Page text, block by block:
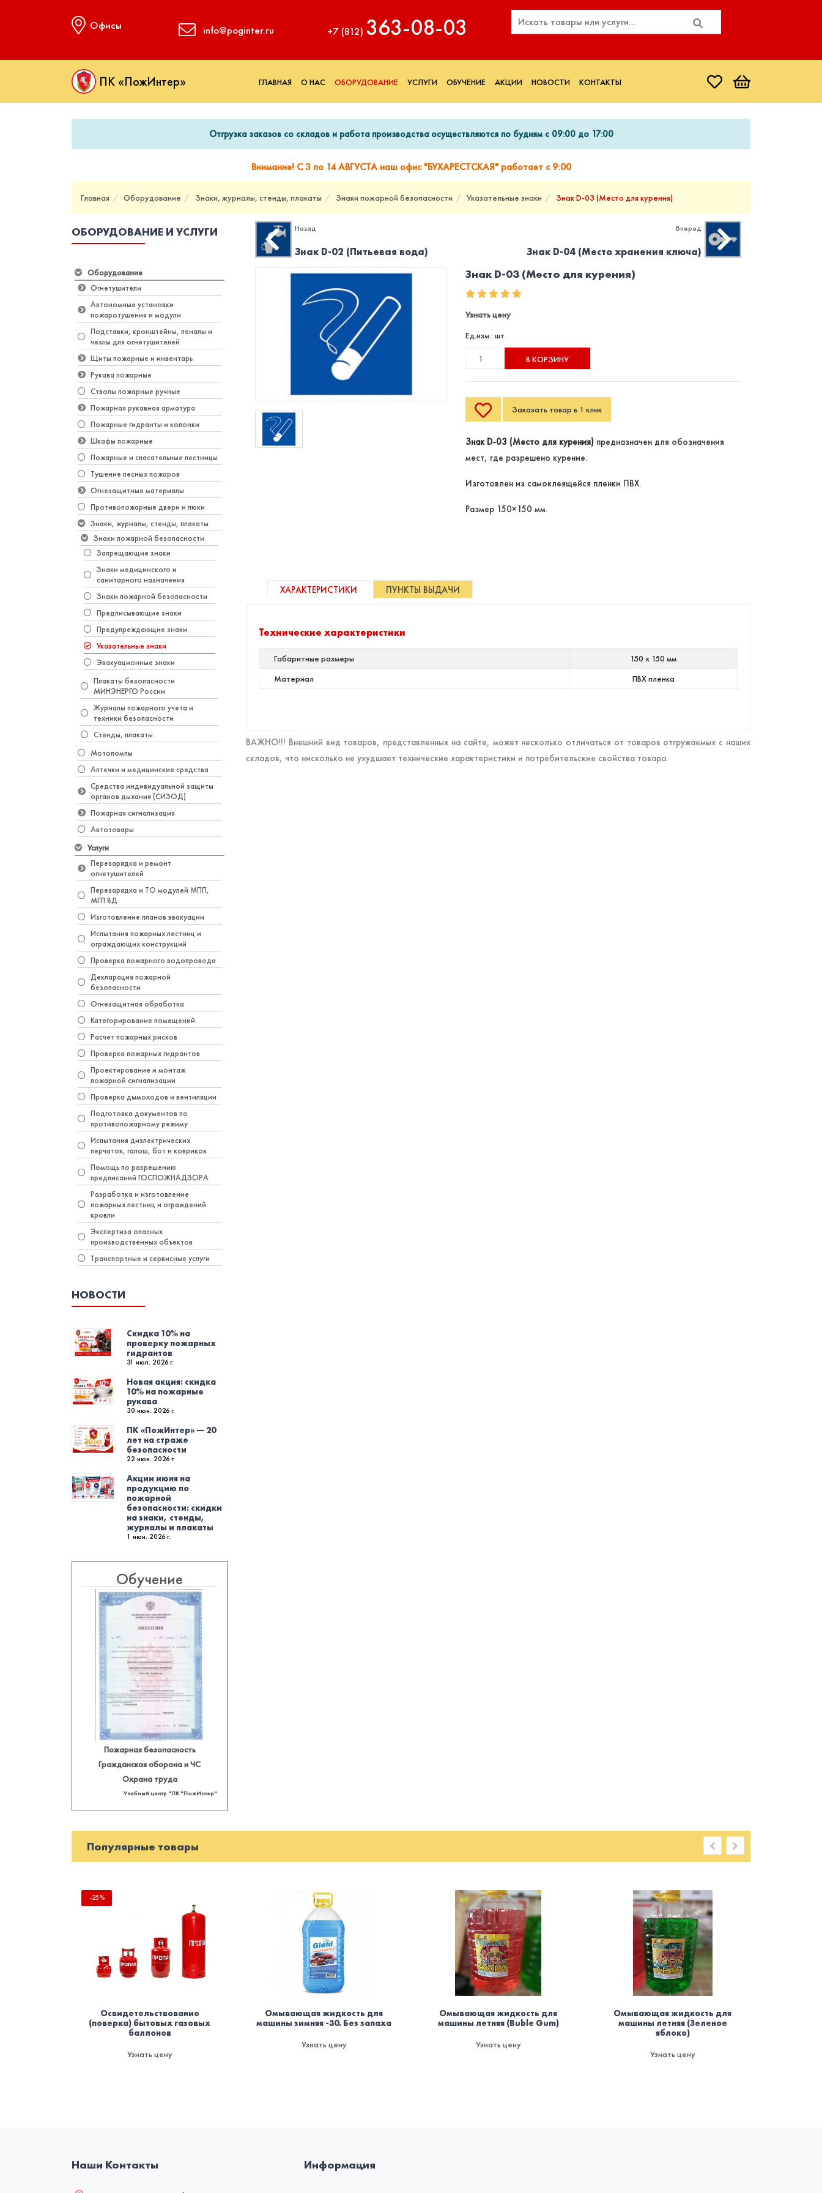
Офисы info@poginter.ru +7 (812) 363‑08‑03
ПК «ПожИнтер» ГЛАВНАЯ О НАС ОБОРУДОВАНИЕ УСЛУГИ ОБУЧЕНИЕ АКЦИИ НОВОСТИ КОНТАКТЫ
Отгрузка заказов со складов и работа производства осуществляются по будням с 09:00 до 17:00
Внимание! С 3 по 14 АВГУСТА наш офис "БУХАРЕСТСКАЯ" работает с 9:00
Главная Оборудование Знаки, журналы, стенды, плакаты Знаки пожарной безопасности Указательные знаки Знак D-03 (Место для курения)
ОБОРУДОВАНИЕ И УСЛУГИ
Оборудование
Огнетушители
Автономные установки
пожаротушения и модули
Подставки, кронштейны, пеналы и
чехлы для огнетушителей
Щиты пожарные и инвентарь
Рукава пожарные
Стволы пожарные ручные
Пожарная рукавная арматура
Пожарные гидранты и колонки
Шкафы пожарные
Пожарные и спасательные лестницы
Тушение лесных пожаров
Огнезащитные материалы
Противопожарные двери и люки
Знаки, журналы, стенды, плакаты
Знаки пожарной безопасности
Запрещающие знаки
Знаки медицинского и
санитарного назначения
Знаки пожарной безопасности
Предписывающие знаки
Предупреждающие знаки
Указательные знаки
Эвакуационные знаки
Плакаты безопасности
МИНЭНЕРГО России
Журналы пожарного учета и
техники безопасности
Стенды, плакаты
Мотопомпы
Аптечки и медицинские средства
Средства индивидуальной защиты
органов дыхания (СИЗОД)
Пожарная сигнализация
Автотовары
Услуги
Перезарядка и ремонт
огнетушителей
Перезарядка и ТО модулей МПП,
МГП ВД
Изготовление планов эвакуации
Испытания пожарных лестниц и
ограждающих конструкций
Проверка пожарного водопровода
Декларация пожарной
безопасности
Огнезащитная обработка
Категорирование помещений
Расчет пожарных рисков
Проверка пожарных гидрантов
Проектирование и монтаж
пожарной сигнализации
Проверка дымоходов и вентиляции
Подготовка документов по
противопожарному режиму
Испытания диэлектрических
перчаток, галош, бот и ковриков
Помощь по разрешению
предписаний ГОСПОЖНАДЗОРА
Разработка и изготовление
пожарных лестниц и ограждений
кровли
Экспертиза опасных
производственных объектов
Транспортные и сервисные услуги
НОВОСТИ
Скидка 10% на
проверку пожарных
гидрантов
31 июл. 2026 г.
Новая акция: скидка
10% на пожарные
рукава
30 июн. 2026 г.
ПК «ПожИнтер» — 20
лет на страже
безопасности
22 июн. 2026 г.
Акции июня на
продукцию по
пожарной
безопасности: скидки
на знаки, стенды,
журналы и плакаты
1 июн. 2026 г.
Обучение
Пожарная безопасность
Гражданская оборона и ЧС
Охрана труда
Учебный центр "ПК "ПожИнтер"
Назад
Знак D-02 (Питьевая вода)
Вперед
Знак D-04 (Место хранения ключа)
Знак D-03 (Место для курения)
Узнать цену
Ед.изм.: шт.
В КОРЗИНУ
Заказать товар в 1 клик
Знак D-03 (Место для курения) предназначен для обозначения
мест, где разрешено курение.
Изготовлен из самоклеящейся пленки ПВХ.
Размер 150×150 мм.
ХАРАКТЕРИСТИКИ ПУНКТЫ ВЫДАЧИ
Технические характеристики
Габаритные размеры
150 х 150 мм
Материал
ПВХ пленка
ВАЖНО!!! Внешний вид товаров, представленных на сайте, может несколько отличаться от товаров отгружаемых с наших
складов, что нисколько не ухудшает технические характеристики и потребительские свойства товара.
Популярные товары
Освидетельствование
(поверка) бытовых газовых
баллонов
Узнать цену
-25%
Омывающая жидкость для
машины зимняя -30. Без запаха
Узнать цену
Омывающая жидкость для
машины летняя (Buble Gum)
Узнать цену
Омывающая жидкость для
машины летняя (Зеленое
яблоко)
Узнать цену
Наши Контакты Информация